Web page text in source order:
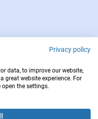
: 112
Privacy policy
data, to improve our website,
great website experience. For
the settings.